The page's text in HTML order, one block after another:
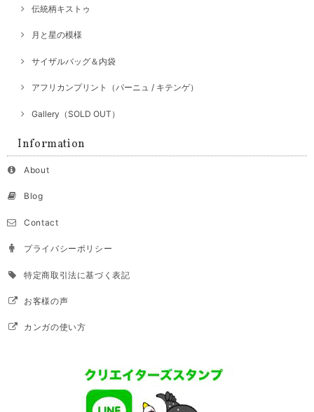
伝統柄キストゥ
月と星の模様
サイザルバッグ＆内袋
アフリカンプリント（パーニュ / キテンゲ）
Gallery（SOLD OUT）
Information
About
Blog
Contact
プライバシーポリシー
特定商取引法に基づく表記
お客様の声
カンガの使い方